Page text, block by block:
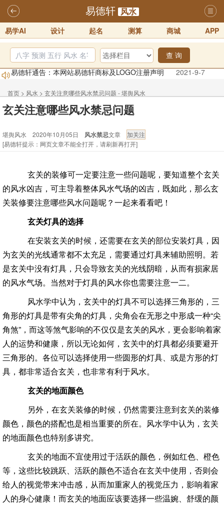
易德轩 风水
易学AI 设计 起名 测算 商城 APP
查 询
易德轩通告：本网站易德轩商标及LOGO注册声明
2021-9-7
易德轩易学ai，ai批八字紫微命理相学，ai智能体客服系统开通，欢迎
体验！！
2025-07-01
易德轩网重构及升能完成，欢迎大家来体验新程序及感觉！！
2026年化太岁锦囊属马、鼠、牛、龙、兔、狗、鸡生肖化太岁开始预
易德轩首席风水大师铁笔居士简介！！
2021-9-2
首页 > 风水 > 玄关注意哪些风水禁忌问题 - 堪舆风水
玄关注意哪些风水禁忌问题
堪舆风水 2020年10月05日 风水禁忌文章
[易德轩提示：网页文章不能全打开，请刷新再打开]
玄关的装修可一定要注意一些问题呢，要知道整个玄关
的风水凶吉，可主导着整体风水气场的凶吉，既如此，那么玄
关装修要注意哪些风水问题呢？一起来看看吧！
玄关灯具的选择
在安装玄关的时候，还需要在玄关的部位安装灯具，因
为玄关的光线通常都不太充足，需要通过灯具来辅助照明。若
是玄关中没有灯具，只会导致玄关的光线阴暗，从而有损家居
的风水气场。当然对于灯具的风水你也需要注意一二。
风水学中认为，玄关中的灯具不可以选择三角形的，三
角形的灯具是带有尖角的灯具，尖角会在无形之中形成一种“尖
角煞”，而这等煞气影响的不仅仅是玄关的风水，更会影响着家
人的运势和健康，所以无论如何，玄关中的灯具都必须要避开
三角形的。各位可以选择使用一些圆形的灯具、或是方形的灯
具，都非常适合玄关，也非常有利于风水。
玄关的地面颜色
另外，在玄关装修的时候，仍然需要注意到玄关的装修
颜色，颜色的搭配也是相当重要的所在。风水学中认为，玄关
的地面颜色也特别多讲究。
玄关的地面不宜使用过于活跃的颜色，例如红色、橙色
等，这些比较跳跃、活跃的颜色不适合在玄关中使用，否则会
给人的视觉带来冲击感，从而加重家人的视觉压力，影响着家
人的身心健康！而玄关的地面应该要选择一些温婉、舒缓的颜